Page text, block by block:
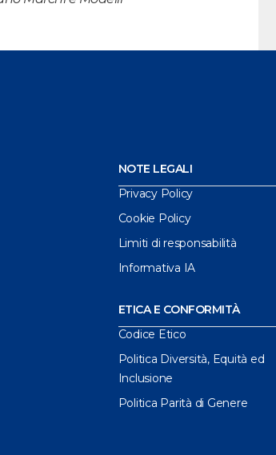
NOTE LEGALI
Privacy Policy
Cookie Policy
Limiti di responsabilità
Informativa IA
ETICA E CONFORMITÀ
Codice Etico
Politica Diversità, Equità ed
Inclusione
Politica Parità di Genere